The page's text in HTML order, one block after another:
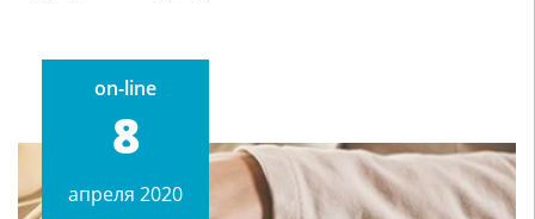
on-line
8
апреля 2020